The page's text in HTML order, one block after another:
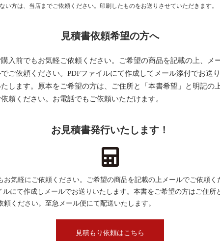
い方は、当店までご依頼ください。印刷したものをお送りさせていただきます。
見積書依頼希望の方へ
入前でもお気軽ご依頼ください。ご希望の商品を記載の上、メ
ご依頼ください。PDFファイルにて作成してメール添付でお送り
します。原本をご希望の方は、ご住所と「本書希望」と明記の
頼ください。お電話でもご依頼いただけます。
お見積書発行いたします！
お気軽にご依頼ください。ご希望の商品を記載の上メールでご依頼く
ルにて作成しメールでお送りいたします。本書をご希望の方はご住所
頼ください。至急メール便にて配送いたします。
見積もり依頼はこちら